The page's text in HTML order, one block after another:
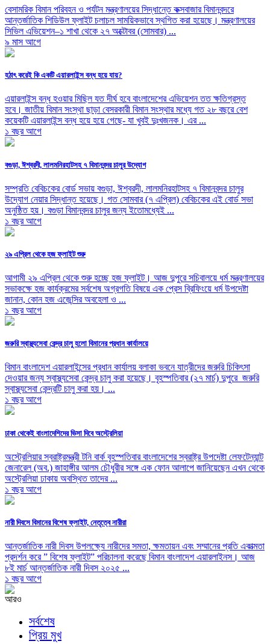
বেসামরিক বিমান পরিবহন ও পর্যটন মন্ত্রণালয়ের সিদ্ধান্তে কক্সবাজার বিমানবন্দরে
আন্তর্জাতিক শিডিউল ফ্লাইট চলাচল সাময়িকভাবে স্থগিত করা হয়েছে। মন্ত্রণালয়ের
সিভিল এভিয়েশন–১ শাখা থেকে ২৭ অক্টোবর (সোমবার) ...
৯ মাস আগে
হঠাৎ করেই কি একটি এয়ারলাইন্স বন্ধ হয়ে যায়?
এয়ারলাইন্স বন্ধ হওয়ার মিছিল যত দীর্ঘ হবে বাংলাদেশের এভিয়েশন তত ক্ষতিগ্রস্ত
হবে। জাতীয় বিমান সংস্থা ছাড়া বেসরকারী বিমান সংস্থার মধ্যে গত ২৮ বছরে বেশ
কয়েকটি এয়ারলাইন্স বন্ধ হয়ে হয়ে গেছে- যা খুবই দুঃখজনক। এর ...
১ বছর আগে
বগুড়া, ঈশ্বরদী, লালমনিরহাটসহ ৭ বিমানবন্দর চালুর উদ্যোগ
সম্প্রতি বেবিচকের বোর্ড সভায় বগুড়া, ঈশ্বরদী, লালমনিরহাটসহ ৭ বিমানবন্দর চালুর
উদ্যোগ নেয়ার সিদ্ধান্ত হয়েছে। গত সোমবার (৭ এপ্রিল) বেবিচকের এই বোর্ড সভা
অনুষ্ঠিত হয়। বগুড়া বিমানবন্দর চালুর জন্য ইতোমধ্যেই ...
১ বছর আগে
২৯ এপ্রিল থেকে হজ ফ্লাইট শুরু
আগামী ২৯ এপ্রিল থেকে শুরু হচ্ছে হজ ফ্লাইট। আজ দুপুরে সচিবালয়ে ধর্ম মন্ত্রণালয়ের
সভাকক্ষে হজ কার্যক্রমের সর্বশেষ অগ্রগতি বিষয়ে এক প্রেস ব্রিফিংয়ে ধর্ম উপদেষ্টা
জানান, কোন হজ এজেন্সির অবহেলা ও ...
১ বছর আগে
জরুরি স্বাস্থ্যসেবা কেন্দ্র চালু হলো বিমানের প্রধান কার্যালয়ে
বিমান বাংলাদেশ এয়ারলাইন্সের প্রধান কার্যালয় বলাকা ভবনে যাত্রীদের জরুরি চিকিৎসা
দেওয়ার জন্য স্বাস্থ্যসেবা কেন্দ্র চালু করা হয়েছে। বৃহস্পতিবার (২৭ মার্চ) দুপুরে জরুরি
স্বাস্থ্যসেবা কেন্দ্রটি চালু করা হয়। ...
১ বছর আগে
ঢাকা থেকেই বাংলাদেশিদের ভিসা দিবে অস্ট্রেলিয়া
অস্ট্রেলিয়ার স্বরাষ্ট্রমন্ত্রী টনি বার্ক বৃহস্পতিবার বাংলাদেশের স্বরাষ্ট্র উপদেষ্টা লেফটেন্যান্ট
জেনারেল (অব.) জাহাঙ্গীর আলম চৌধুরীর সঙ্গে এক ফোন আলাপে জানিয়েছেন এখন থেকে
অস্ট্রেলিয়া ঢাকায় অবস্থিত তাদের ...
১ বছর আগে
নারী দিবসে বিমানের বিশেষ ফ্লাইট, নেতৃত্বে নারীরা
আন্তর্জাতিক নারী দিবস উপলক্ষ্যে নারীদের সমতা, ক্ষমতায়ন এবং সম্মানের প্রতি একাত্মতা
প্রদর্শন করে ” বিশেষ ফ্লাইট” পরিচালনা করেছে বিমান বাংলাদেশ এয়ারলাইনস। আজ
৮ই মার্চ আন্তর্জাতিক নারী দিবস ২০২৫ ...
১ বছর আগে
আরও
সর্বশেষ
প্রিয় মুখ